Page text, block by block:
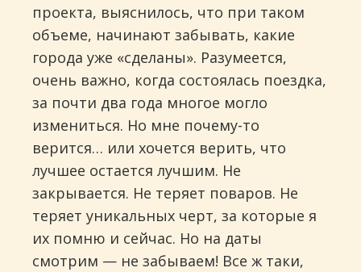
проекта, выяснилось, что при таком
объеме, начинают забывать, какие
города уже «сделаны». Разумеется,
очень важно, когда состоялась поездка,
за почти два года многое могло
измениться. Но мне почему-то
верится… или хочется верить, что
лучшее остается лучшим. Не
закрывается. Не теряет поваров. Не
теряет уникальных черт, за которые я
их помню и сейчас. Но на даты
смотрим — не забываем! Все ж таки,